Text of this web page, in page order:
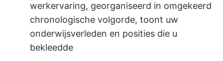
werkervaring, georganiseerd in omgekeerd
chronologische volgorde, toont uw
onderwijsverleden en posities die u
bekleedde